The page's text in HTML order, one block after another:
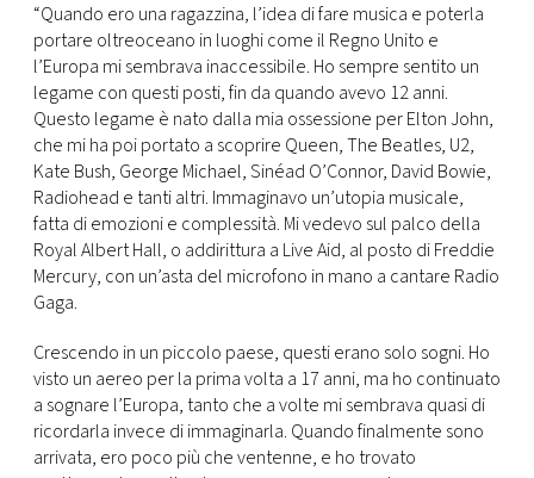
“Quando ero una ragazzina, l’idea di fare musica e poterla
portare oltreoceano in luoghi come il Regno Unito e
l’Europa mi sembrava inaccessibile. Ho sempre sentito un
legame con questi posti, fin da quando avevo 12 anni.
Questo legame è nato dalla mia ossessione per Elton John,
che mi ha poi portato a scoprire Queen, The Beatles, U2,
Kate Bush, George Michael, Sinéad O’Connor, David Bowie,
Radiohead e tanti altri. Immaginavo un’utopia musicale,
fatta di emozioni e complessità. Mi vedevo sul palco della
Royal Albert Hall, o addirittura a Live Aid, al posto di Freddie
Mercury, con un’asta del microfono in mano a cantare Radio
Gaga.
Crescendo in un piccolo paese, questi erano solo sogni. Ho
visto un aereo per la prima volta a 17 anni, ma ho continuato
a sognare l’Europa, tanto che a volte mi sembrava quasi di
ricordarla invece di immaginarla. Quando finalmente sono
arrivata, ero poco più che ventenne, e ho trovato